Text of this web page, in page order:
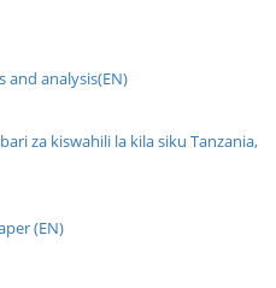
and analysis(EN)
za kiswahili la kila siku Tanzania,
(EN)